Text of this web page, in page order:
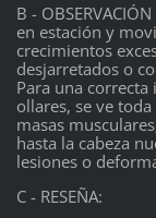
B -
en estación y
crecimientos
desjarretados o
Para una
ollares, se ve
masas
hasta la cabeza
lesiones o
C - RESEÑA: